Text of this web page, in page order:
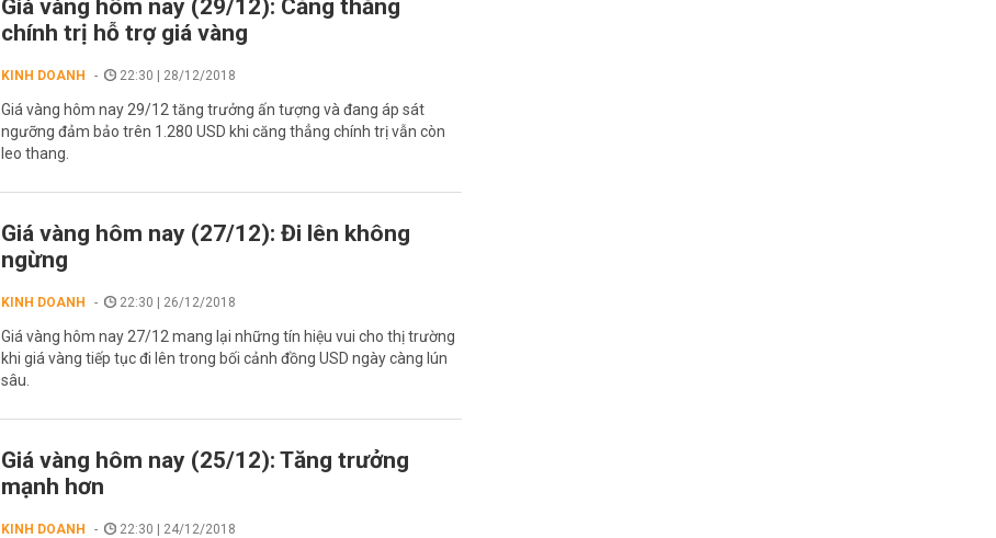
Giá vàng hôm nay (29/12): Căng thẳng
chính trị hỗ trợ giá vàng
KINH DOANH 22:30 | 28/12/2018
Giá vàng hôm nay 29/12 tăng trưởng ấn tượng và đang áp sát
ngưỡng đảm bảo trên 1.280 USD khi căng thẳng chính trị vẫn còn
leo thang.
Giá vàng hôm nay (27/12): Đi lên không
ngừng
KINH DOANH 22:30 | 26/12/2018
Giá vàng hôm nay 27/12 mang lại những tín hiệu vui cho thị trường
khi giá vàng tiếp tục đi lên trong bối cảnh đồng USD ngày càng lún
sâu.
Giá vàng hôm nay (25/12): Tăng trưởng
mạnh hơn
KINH DOANH 22:30 | 24/12/2018